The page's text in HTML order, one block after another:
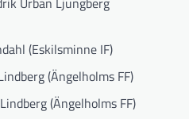
(Eskilsminne IF)
(Ängelholms FF)
(Ängelholms FF)